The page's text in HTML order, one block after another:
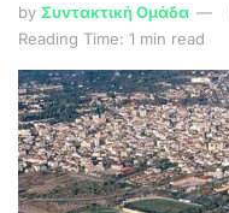
by Συντακτική Ομάδα
Reading Time: 1 min read